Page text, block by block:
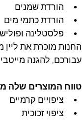
הורדת שמנים
הורדת כתמי מים
פלסטלינה ופוליש
עבורכם, להגנה
טווח המוצרים שלה
ציפויים קרמיים
ציפוי זכוכית